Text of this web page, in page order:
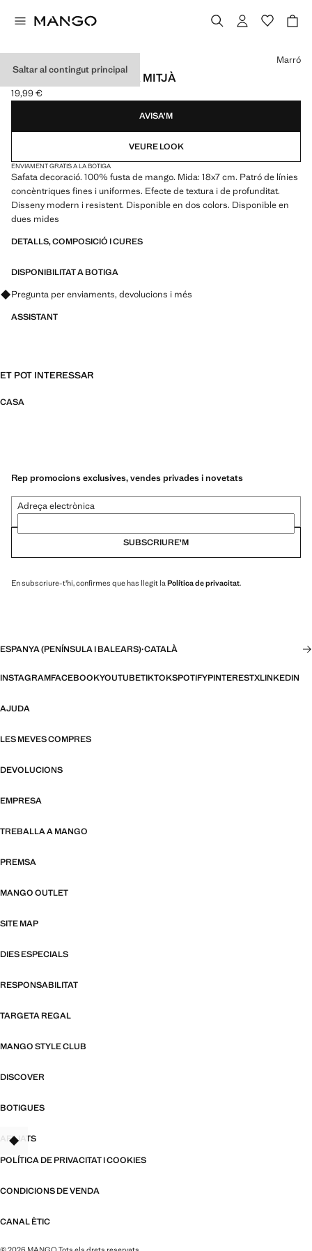
Saltar al contingut principal
BOL DECORATIU FUSTA MITJÀ
Preu actual [19,99 € ]
19,99 €
Selecciona un color
Marró
AVISA'M
VEURE LOOK
ENVIAMENT GRATIS A LA BOTIGA
Safata decoració. 100% fusta de mango. Mida: 18x7 cm. Patró de línies
concèntriques fines i uniformes. Efecte de textura i de profunditat.
Disseny modern i resistent. Disponible en dos colors. Disponible en
dues mides
DETALLS, COMPOSICIÓ I CURES
DISPONIBILITAT A BOTIGA
Pregunta per enviaments, devolucions i més
ASSISTANT
ET POT INTERESSAR
CASA
Rep promocions exclusives, vendes privades i novetats
Adreça electrònica
SUBSCRIURE'M
En subscriure-t'hi, confirmes que has llegit la Política de privacitat.
ESPANYA (PENÍNSULA I BALEARS)·CATALÀ
INSTAGRAMFACEBOOKYOUTUBETIKTOKSPOTIFYPINTERESTXLINKEDIN
AJUDA
LES MEVES COMPRES
DEVOLUCIONS
EMPRESA
TREBALLA A MANGO
PREMSA
MANGO OUTLET
SITE MAP
DIES ESPECIALS
RESPONSABILITAT
TARGETA REGAL
MANGO STYLE CLUB
DISCOVER
BOTIGUES
AFILIATS
POLÍTICA DE PRIVACITAT I COOKIES
CONDICIONS DE VENDA
CANAL ÈTIC